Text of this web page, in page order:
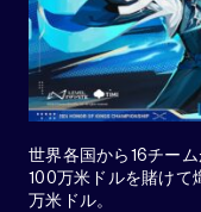
世界各国から16チー
100万米ドルを賭けて
万米ドル。